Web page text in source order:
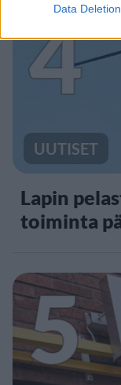
Data Deletion
4
UUTISET
Lapin
toiminta
5